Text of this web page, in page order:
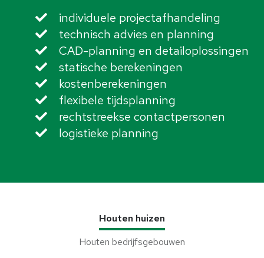
individuele projectafhandeling
technisch advies en planning
CAD-planning en detailoplossingen
statische berekeningen
kostenberekeningen
flexibele tijdsplanning
rechtstreekse contactpersonen
logistieke planning
Houten huizen
Houten bedrijfsgebouwen